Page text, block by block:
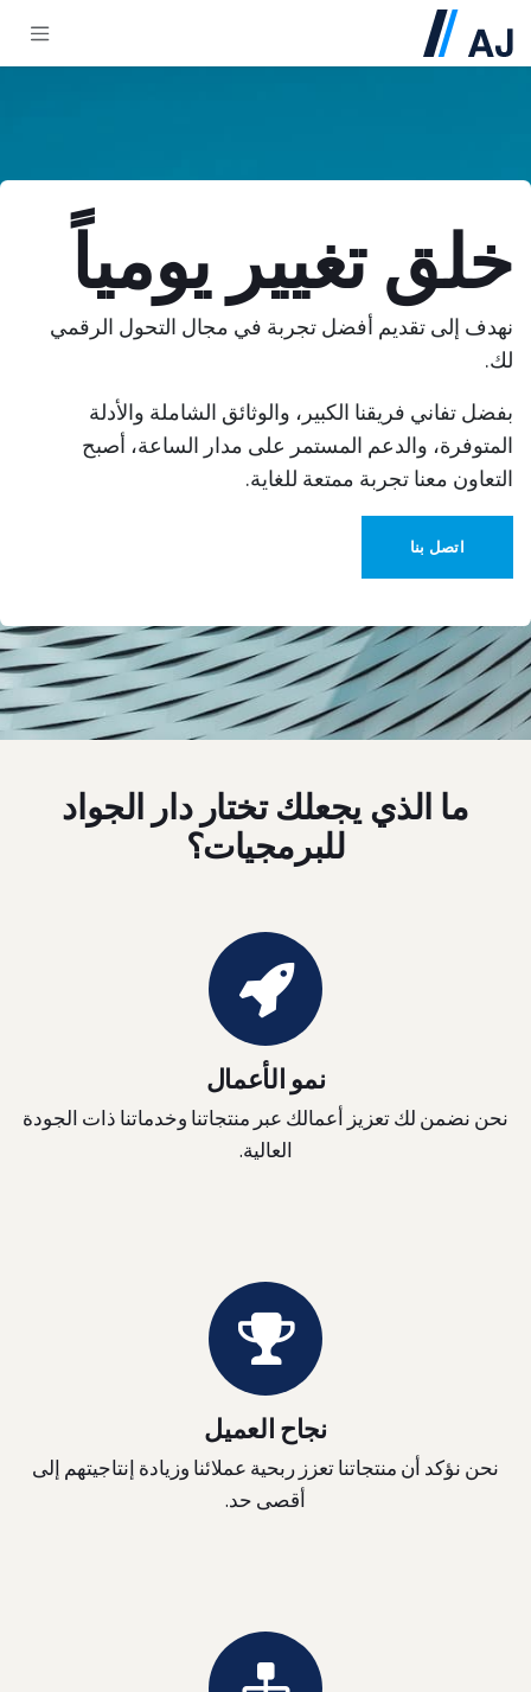
تخطي للذهاب إلى المحتوى
خلق تغيير يومياً
نهدف إلى تقديم أفضل تجربة في مجال التحول الرقمي
لك.
بفضل تفاني فريقنا الكبير، والوثائق الشاملة والأدلة
المتوفرة، والدعم المستمر على مدار الساعة، أصبح
التعاون معنا تجربة ممتعة للغاية.
اتصل بنا
ما الذي يجعلك تختار دار الجواد
للبرمجيات؟
نمو الأعمال
نحن نضمن لك تعزيز أعمالك عبر منتجاتنا وخدماتنا ذات الجودة
العالية.
نجاح العميل
نحن نؤكد أن منتجاتنا تعزز ربحية عملائنا وزيادة إنتاجيتهم إلى
أقصى حد.